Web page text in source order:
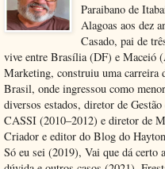
Paraibano de
Alagoas aos dez
Casado, pai de
vive entre Brasília (DF) e Maceió
Marketing, construiu uma carreira
Brasil, onde ingressou como
diversos estados, diretor de
CASSI (2010–2012) e diretor de
Criador e editor do Blog do
Só eu sei (2019), Vai que dá certo